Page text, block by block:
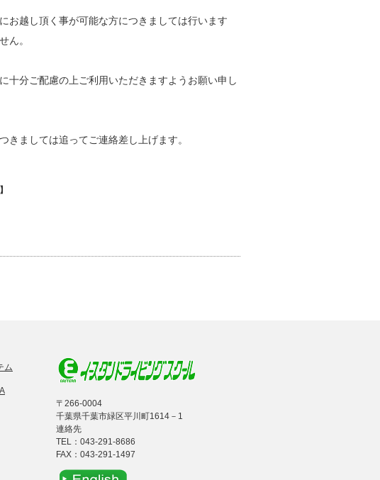
お越し頂く事が可能な方につきましては行います
ん。
十分ご配慮の上ご利用いただきますようお願い申し
きましては追ってご連絡差し上げます。
ム
〒266-0004
千葉県千葉市緑区平川町1614－1
連絡先
TEL： 043-291-8686
FAX：043-291-1497